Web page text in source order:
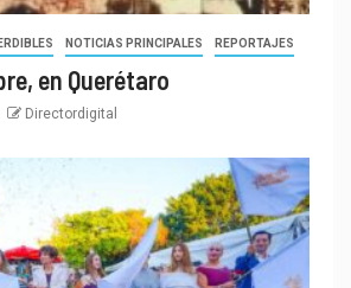
NOTICIAS PRINCIPALES REPORTAJES
en Querétaro
Directordigital